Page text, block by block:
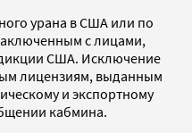
урана в США или по
с лицами,
США. Исключение
лицензиям, выданным
и экспортному
кабмина.